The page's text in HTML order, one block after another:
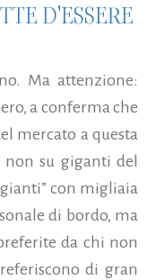
D'ESSERE
Ma attenzione:
a conferma che
mercato a questa
su giganti del
con migliaia
di bordo, ma
da chi non
di gran